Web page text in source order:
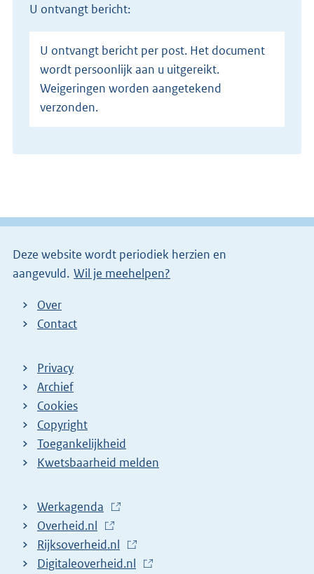
U ontvangt bericht:
U ontvangt bericht per post. Het document
wordt persoonlijk aan u uitgereikt.
Weigeringen worden aangetekend
verzonden.
Deze website wordt periodiek herzien en
aangevuld. Wil je meehelpen?
Over
Contact
Privacy
Archief
Cookies
Copyright
Toegankelijkheid
Kwetsbaarheid melden
Werkagenda
E
x
t
Overheid.nl
E
x
Rijksoverheid.nl
E
Digitaleoverheid.nl